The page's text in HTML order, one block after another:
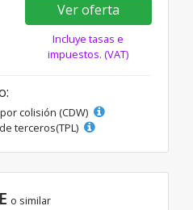
Ver oferta
Incluye tasas e
impuestos. (VAT)
colisión (CDW)
terceros(TPL)
o similar